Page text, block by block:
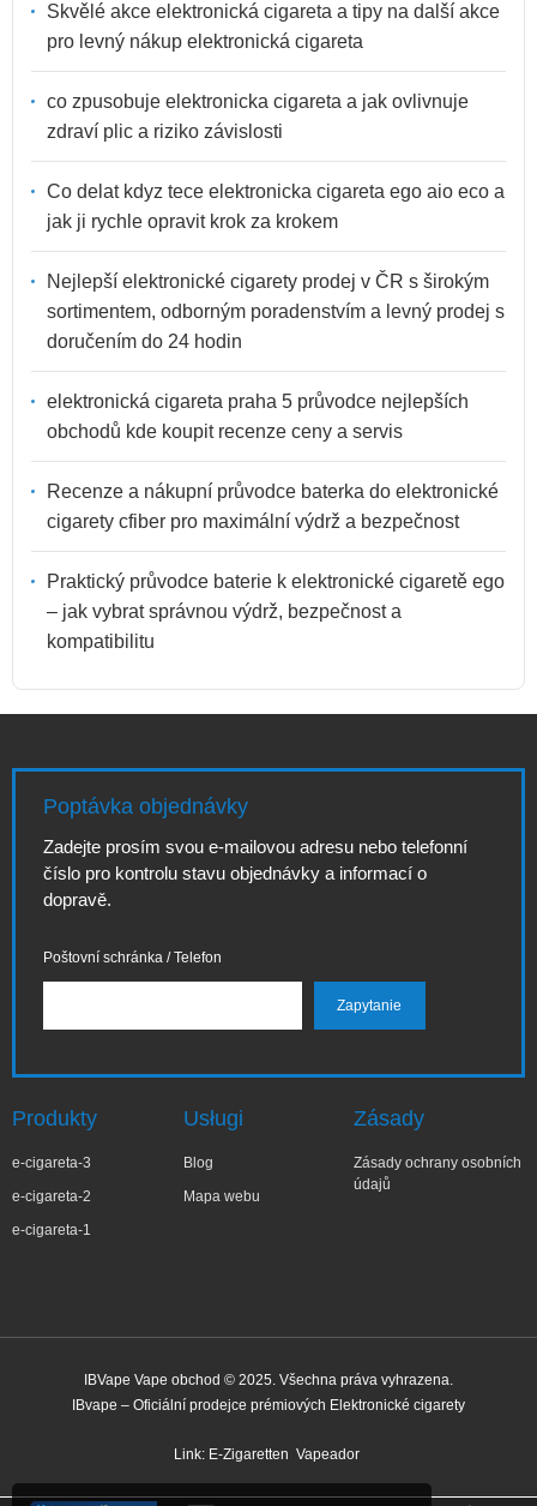
Skvělé akce elektronická cigareta a tipy na další akce
pro levný nákup elektronická cigareta
co zpusobuje elektronicka cigareta a jak ovlivnuje
zdraví plic a riziko závislosti
Co delat kdyz tece elektronicka cigareta ego aio eco a
jak ji rychle opravit krok za krokem
Nejlepší elektronické cigarety prodej v ČR s širokým
sortimentem, odborným poradenstvím a levný prodej s
doručením do 24 hodin
elektronická cigareta praha 5 průvodce nejlepších
obchodů kde koupit recenze ceny a servis
Recenze a nákupní průvodce baterka do elektronické
cigarety cfiber pro maximální výdrž a bezpečnost
Praktický průvodce baterie k elektronické cigaretě ego
– jak vybrat správnou výdrž, bezpečnost a
kompatibilitu
Poptávka objednávky
Zadejte prosím svou e-mailovou adresu nebo telefonní
číslo pro kontrolu stavu objednávky a informací o
dopravě.
Poštovní schránka / Telefon
Produkty
e-cigareta-3
e-cigareta-2
e-cigareta-1
Usługi
Blog
Mapa webu
Zásady
Zásady ochrany osobních
údajů
IBVape Vape obchod © 2025. Všechna práva vyhrazena.
IBvape – Oficiální prodejce prémiových Elektronické cigarety
Link: E-Zigaretten Vapeador
✕
Elż***ta